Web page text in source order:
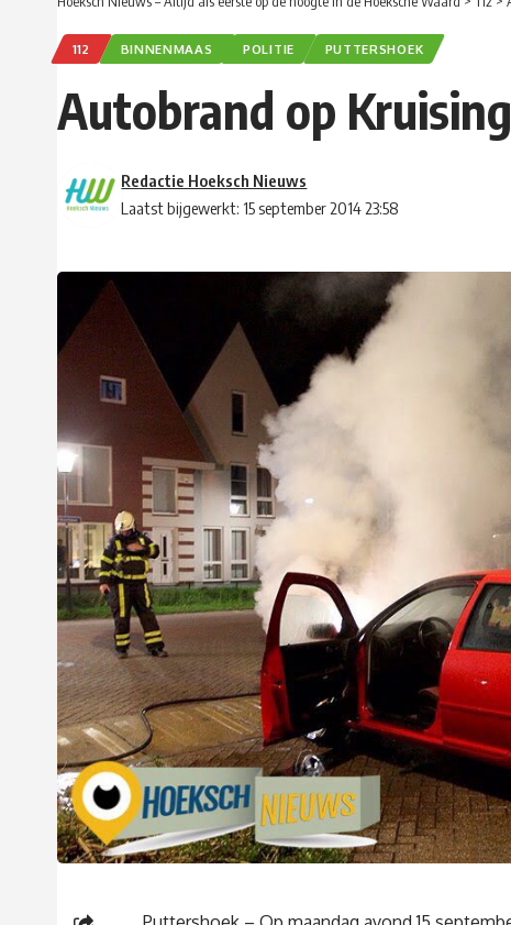
112 BINNENMAAS POLITIE PUTTERSHOEK
Autobrand op
Laatst bijgewerkt: 15 september 2014 23:58
Redactie Hoeksch Nieuws